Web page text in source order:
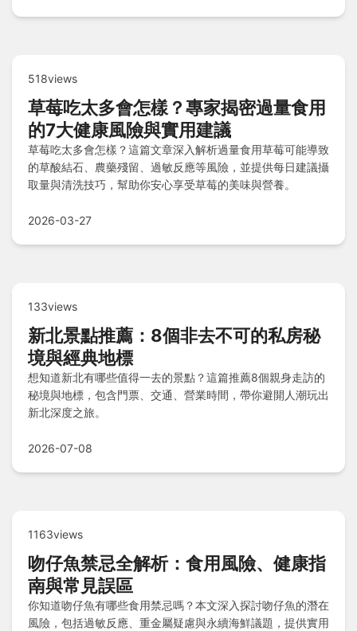
518views
草莓吃太多會怎樣？專家揭密過量食用
的7大健康風險與實用建議
草莓吃太多會怎樣？這篇文章深入解析過量食用草莓可能導致
的草酸結石、農藥殘留、過敏反應等風險，並提供每日建議攝
取量與清洗技巧，幫助你安心享受草莓的美味與營養。
2026-03-27
133views
新北景點推薦：8個非去不可的私房秘
境與經典地標
想知道新北有哪些值得一去的景點？這篇推薦8個親身走訪的
秘境與地標，包含門票、交通、營業時間，帶你避開人潮玩出
新北深度之旅。
2026-07-08
1163views
吻仔魚禁忌全解析：食用風險、健康指
南與常見誤區
你知道吻仔魚有哪些食用禁忌嗎？本文深入探討吻仔魚的潛在
風險，包括過敏反應、重金屬疑慮與永續海鮮議題，提供實用